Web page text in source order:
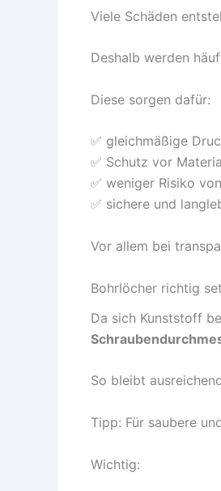
Viele Schäden
Deshalb werden
Diese sorgen dafür:
✅ gleichmäßige
✅ Schutz vor
✅ weniger Risiko
✅ sichere und
Vor allem bei
Bohrlöcher richtig
Da sich Kunststoff
So bleibt
Tipp: Für saubere
Wichtig: